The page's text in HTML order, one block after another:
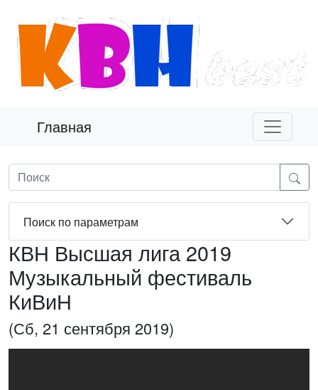
Главная
Поиск по параметрам
КВН Высшая лига 2019
Музыкальный фестиваль
КиВиН
(Сб, 21 сентября 2019)